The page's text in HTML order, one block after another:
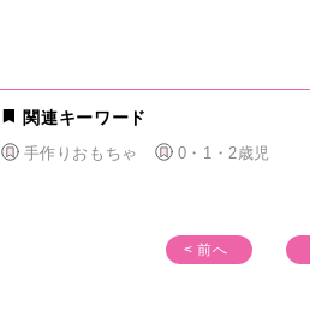
関連キーワード
手作りおもちゃ 0・1・2歳児
< 前へ